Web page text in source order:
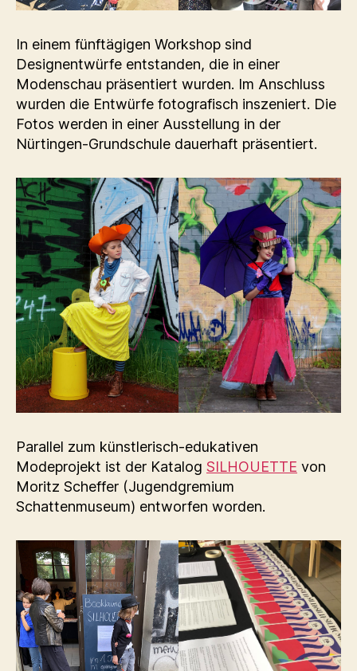
In einem fünftägigen Workshop sind
Designentwürfe entstanden, die in einer
Modenschau präsentiert wurden. Im Anschluss
wurden die Entwürfe fotografisch inszeniert. Die
Fotos werden in einer Ausstellung in der
Nürtingen-Grundschule dauerhaft präsentiert.
Parallel zum künstlerisch-edukativen
Modeprojekt ist der Katalog SILHOUETTE von
Moritz Scheffer (Jugendgremium
Schattenmuseum) entworfen worden.